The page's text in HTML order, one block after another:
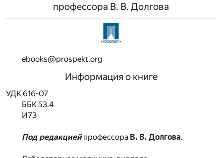
профессора В. В. Долгова
ebooks@prospekt.org
Информация о книге
УДК 616-07
ББК 53.4
И73
Под редакциейпрофессора В. В. Долгова.